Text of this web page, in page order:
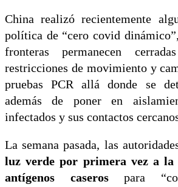
China realizó recientemente
política de “cero covid
fronteras permanecen
restricciones de movimiento y
pruebas PCR allá donde se
además de poner en
infectados y sus contactos
La semana pasada, las
luz verde por primera vez a la
antígenos caserospara